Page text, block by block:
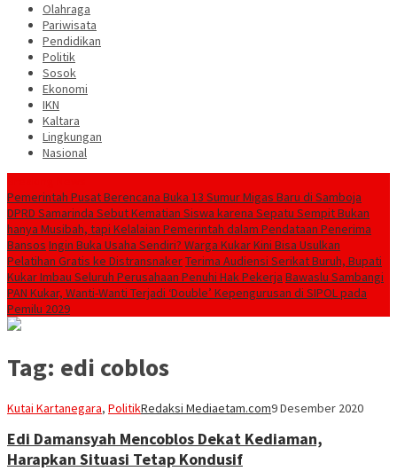
Olahraga
Pariwisata
Pendidikan
Politik
Sosok
Ekonomi
IKN
Kaltara
Lingkungan
Nasional
Pemerintah Pusat Berencana Buka 13 Sumur Migas Baru di Samboja
DPRD Samarinda Sebut Kematian Siswa karena Sepatu Sempit Bukan
hanya Musibah, tapi Kelalaian Pemerintah dalam Pendataan Penerima
Bansos Ingin Buka Usaha Sendiri? Warga Kukar Kini Bisa Usulkan
Pelatihan Gratis ke DistransnakerTerima Audiensi Serikat Buruh, Bupati
Kukar Imbau Seluruh Perusahaan Penuhi Hak Pekerja Bawaslu Sambangi
PAN Kukar, Wanti-Wanti Terjadi ‘Double’ Kepengurusan di SIPOL pada
Pemilu 2029
Tag: edi coblos
Kutai Kartanegara, PolitikRedaksi Mediaetam.com9 Desember 2020
Edi Damansyah Mencoblos Dekat Kediaman,
Harapkan Situasi Tetap Kondusif